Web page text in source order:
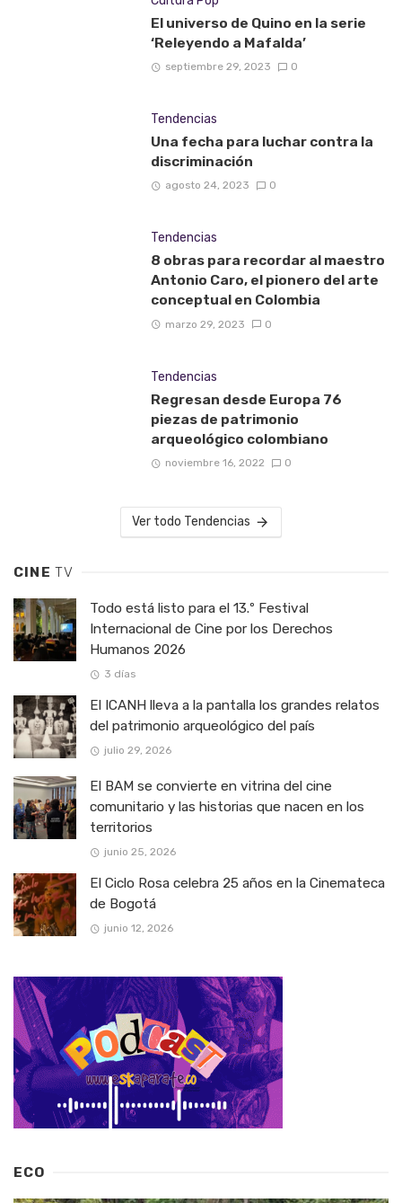
El universo de Quino en la serie
‘Releyendo a Mafalda’
septiembre 29, 2023 0
Tendencias
Una fecha para luchar contra la
discriminación
agosto 24, 2023 0
Tendencias
8 obras para recordar al maestro
Antonio Caro, el pionero del arte
conceptual en Colombia
marzo 29, 2023 0
Tendencias
Regresan desde Europa 76
piezas de patrimonio
arqueológico colombiano
noviembre 16, 2022 0
Ver todo Tendencias
CINETV
Todo está listo para el 13.º Festival
Internacional de Cine por los Derechos
Humanos 2026
3 días
El ICANH lleva a la pantalla los grandes relatos
del patrimonio arqueológico del país
julio 29, 2026
El BAM se convierte en vitrina del cine
comunitario y las historias que nacen en los
territorios
junio 25, 2026
El Ciclo Rosa celebra 25 años en la Cinemateca
de Bogotá
junio 12, 2026
ECO